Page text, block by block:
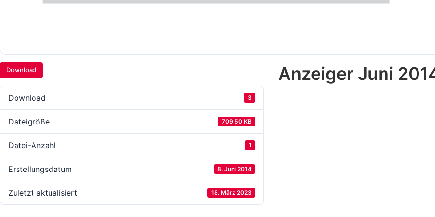
Download
Download 3
Dateigröße 709.50 KB
Datei-Anzahl 1
Erstellungsdatum 8. Juni 2014
Zuletzt aktualisiert 18. März 2023
Anzeiger Juni